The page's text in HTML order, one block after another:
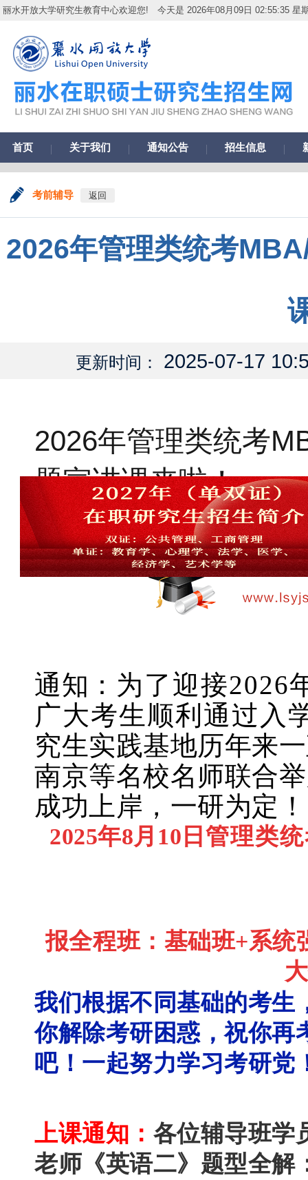
丽水开放大学研究生教育中心欢迎您! 今天是 2026年08月09日 02:55:36 星
首页 关于我们 通知公告 招生信息
考前辅导 返回
2026年管理类统考
更新时间： 2025-07-17
2026年管理类统考
题宣讲课来啦！
丽水在职研究生 丽水在职研究生资讯 2025年07月17日
通知： 为了迎接2026
广大考生顺利通过入
究生实践基地历年来
南京等名校名师联合
成功上岸，一研为定
2025年8月10日 管理类
报全程班： 基础班+系统
我们根据不同基础的考生
你解除考研困惑，祝你再
吧！一起努力学习考研党
上课通知： 各位辅导班学
老师《英语二》题型全解